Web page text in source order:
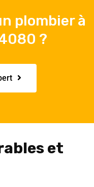
plombier à
?
et